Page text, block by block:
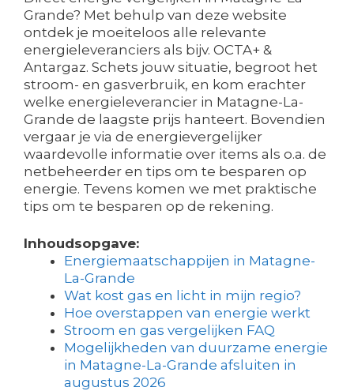
Grande? Met behulp van deze website
ontdek je moeiteloos alle relevante
energieleveranciers als bijv. OCTA+ &
Antargaz. Schets jouw situatie, begroot het
stroom- en gasverbruik, en kom erachter
welke energieleverancier in Matagne-La-
Grande de laagste prijs hanteert. Bovendien
vergaar je via de energievergelijker
waardevolle informatie over items als o.a. de
netbeheerder en tips om te besparen op
energie. Tevens komen we met praktische
tips om te besparen op de rekening.
Inhoudsopgave:
Energiemaatschappijen in Matagne-
La-Grande
Wat kost gas en licht in mijn regio?
Hoe overstappen van energie werkt
Stroom en gas vergelijken FAQ
Mogelijkheden van duurzame energie
in Matagne-La-Grande afsluiten in
augustus 2026